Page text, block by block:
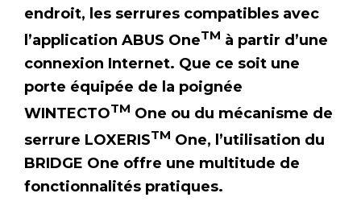
endroit, les serrures compatibles avec
l’application ABUS OneTM à partir d’une
connexion Internet. Que ce soit une
porte équipée de la poignée
WINTECTOTM One ou du mécanisme de
serrure LOXERISTM One, l’utilisation du
BRIDGE One offre une multitude de
fonctionnalités pratiques.